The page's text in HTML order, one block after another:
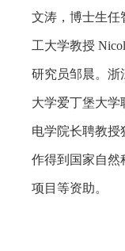
文涛，博士生任
工大学教授
研究员邹晨。浙
大学爱丁堡大学
电学院长聘教授
作得到国家自然
项目等资助。